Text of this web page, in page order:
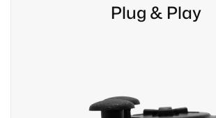
Plug & Play